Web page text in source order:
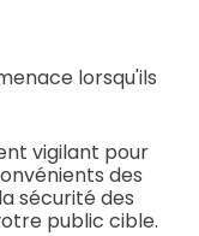
lorsqu'ils
vigilant pour
des
sécurité des
public cible.